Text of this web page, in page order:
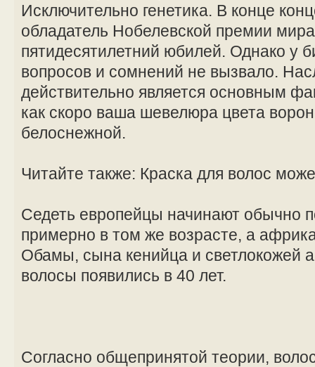
Исключительно генетика. В конце
обладатель Нобелевской премии
пятидесятилетний юбилей. Однако у
вопросов и сомнений не вызвало.
действительно является основным
как скоро ваша шевелюра цвета
белоснежной.
Читайте также: Краска для волос
Седеть европейцы начинают обычно
примерно в том же возрасте, а
Обамы, сына кенийца и светлокожей
волосы появились в 40 лет.
Согласно общепринятой теории,